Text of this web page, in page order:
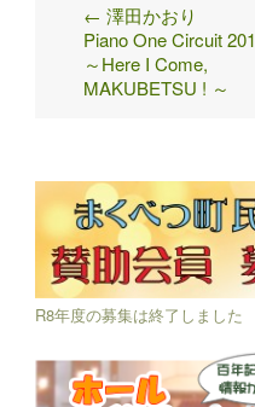
Post
navigation
← 澤田かおり
Piano One Circuit
～Here I Come,
MAKUBETSU ! ～
R8年度の募集は終了しました